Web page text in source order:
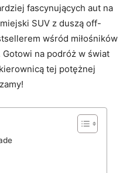
fascynujących aut ‌na
SUV z duszą off-
wśród miłośników
Gotowi na‍ podróż w świat
tej potężnej